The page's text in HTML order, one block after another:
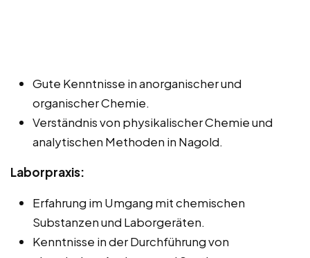
Gute Kenntnisse in anorganischer und
organischer Chemie.
Verständnis von physikalischer Chemie und
analytischen Methoden in Nagold.
Laborpraxis:
Erfahrung im Umgang mit chemischen
Substanzen und Laborgeräten.
Kenntnisse in der Durchführung von